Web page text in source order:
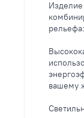
вашему